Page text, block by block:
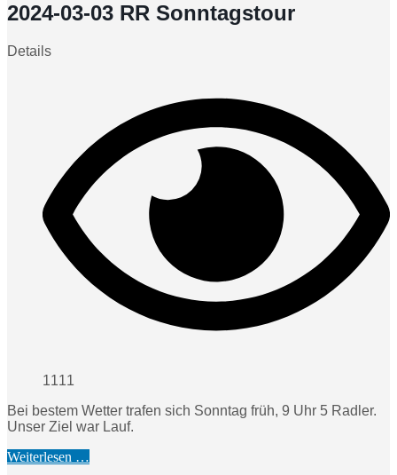
2024-03-03 RR Sonntagstour
Details
1111
Bei bestem Wetter trafen sich Sonntag früh, 9 Uhr 5 Radler.
Unser Ziel war Lauf.
Weiterlesen …